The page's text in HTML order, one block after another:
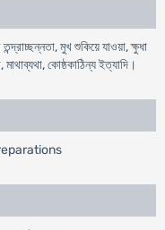
মুখ শুকিয়ে যাওয়া, ক্ষুধা
কোষ্ঠকাঠিন্য ইত্যাদি।